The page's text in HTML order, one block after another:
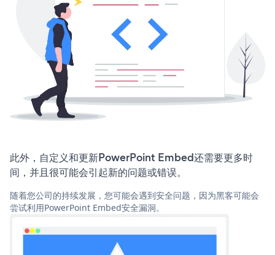
此外，自定义和更新PowerPoint Embed还需要更多时
间，并且很可能会引起新的问题或错误。
随着您公司的持续发展，您可能会遇到安全问题，因为黑客可能会
尝试利用PowerPoint Embed安全漏洞。